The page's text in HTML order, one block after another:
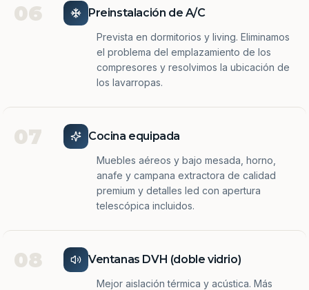
06 Preinstalación de A/C
Prevista en dormitorios y living. Eliminamos
el problema del emplazamiento de los
compresores y resolvimos la ubicación de
los lavarropas.
07 Cocina equipada
Muebles aéreos y bajo mesada, horno,
anafe y campana extractora de calidad
premium y detalles led con apertura
telescópica incluidos.
08 Ventanas DVH (doble vidrio)
Mejor aislación térmica y acústica. Más